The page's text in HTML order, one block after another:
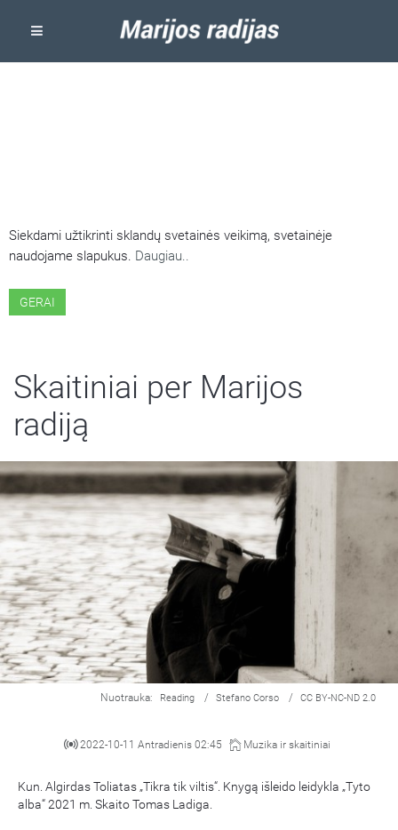
Siekdami užtikrinti sklandų svetainės veikimą, svetainėje
naudojame slapukus. Daugiau..
GERAI
Skaitiniai per Marijos
radiją
Nuotrauka: Reading / Stefano Corso / CC BY-NC-ND 2.0
2022-10-11 Antradienis 02:45 Muzika ir skaitiniai
Kun. Algirdas Toliatas „Tikra tik viltis“. Knygą išleido leidykla „Tyto
alba“ 2021 m. Skaito Tomas Ladiga.